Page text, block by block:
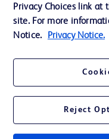
Cookie Preferences
プライバシーポリシー
© 2026 BD. All rights
Becton, Dickinson and
Privacy Choices link at
site. For more
Notice.
Privacy Notice.
Reject